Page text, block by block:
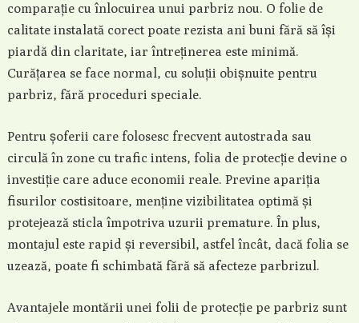
comparație cu înlocuirea unui parbriz nou. O folie de
calitate instalată corect poate rezista ani buni fără să își
piardă din claritate, iar întreținerea este minimă.
Curățarea se face normal, cu soluții obișnuite pentru
parbriz, fără proceduri speciale.
Pentru șoferii care folosesc frecvent autostrada sau
circulă în zone cu trafic intens, folia de protecție devine o
investiție care aduce economii reale. Previne apariția
fisurilor costisitoare, menține vizibilitatea optimă și
protejează sticla împotriva uzurii premature. În plus,
montajul este rapid și reversibil, astfel încât, dacă folia se
uzează, poate fi schimbată fără să afecteze parbrizul.
Avantajele montării unei folii de protecție pe parbriz sunt